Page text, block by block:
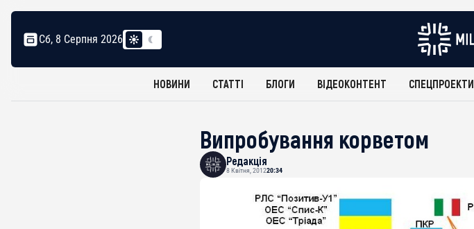
Сб, 8 Серпня 2026
НОВИНИ СТАТТІ БЛОГИ ВІДЕОКОНТЕНТ СПЕЦПРОЕКТИ
Випробування корветом
Редакція
8 Квітня, 201220:34